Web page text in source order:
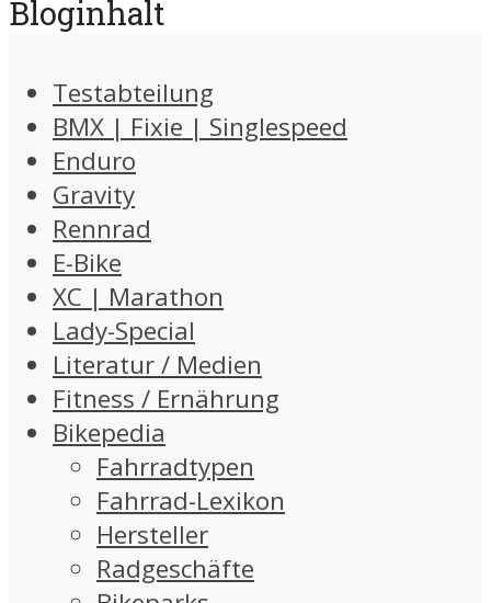
Bloginhalt
Testabteilung
BMX | Fixie | Singlespeed
Enduro
Gravity
Rennrad
E-Bike
XC | Marathon
Lady-Special
Literatur / Medien
Fitness / Ernährung
Bikepedia
Fahrradtypen
Fahrrad-Lexikon
Hersteller
Radgeschäfte